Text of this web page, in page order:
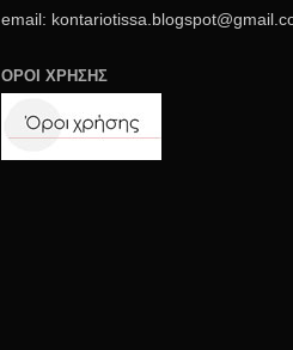
email:
ΟΡΟΙ ΧΡΗΣΗΣ